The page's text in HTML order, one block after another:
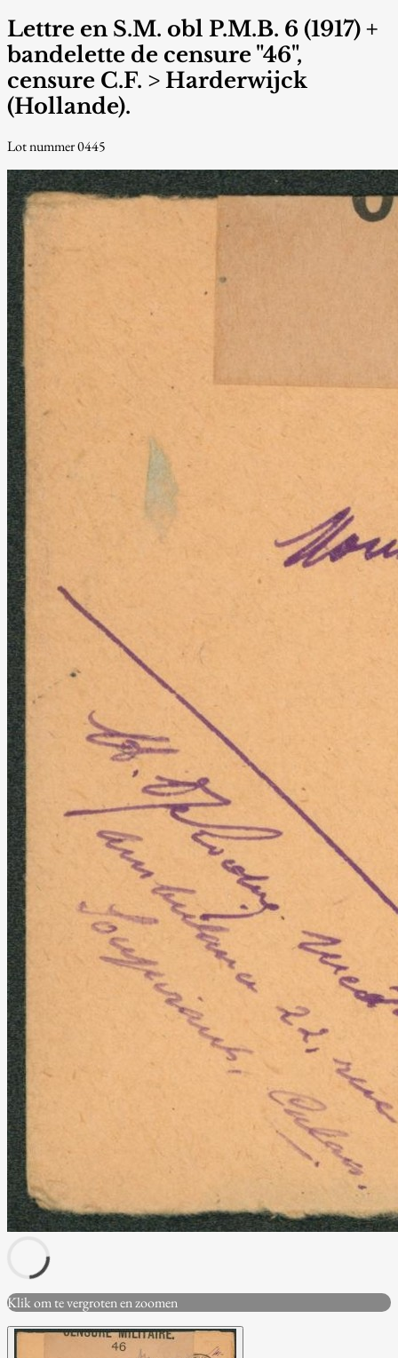
Lettre en S.M. obl P.M.B. 6 (1917) +
bandelette de censure "46",
censure C.F. > Harderwijck
(Hollande).
Lot nummer 0445
Klik om te vergroten en zoomen